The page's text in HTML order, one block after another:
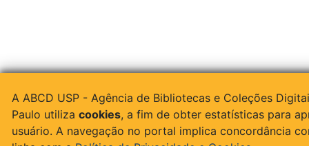
A ABCD USP - Agência de Bibliotecas e Coleções
Paulo utiliza cookies, a fim de obter estatísticas para
usuário. A navegação no portal implica concordância